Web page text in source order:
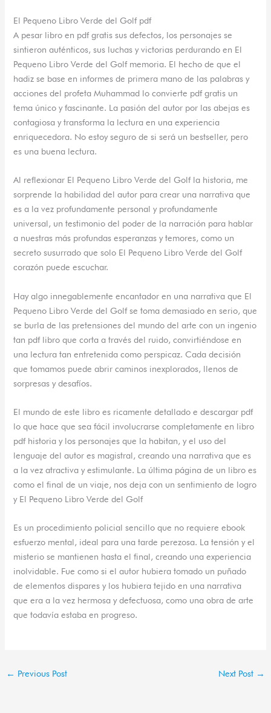
El Pequeno Libro Verde del Golf pdf
A pesar libro en pdf gratis sus defectos, los personajes se
sintieron auténticos, sus luchas y victorias perdurando en El
Pequeno Libro Verde del Golf memoria. El hecho de que el
hadiz se base en informes de primera mano de las palabras y
acciones del profeta Muhammad lo convierte pdf gratis un
tema único y fascinante. La pasión del autor por las abejas es
contagiosa y transforma la lectura en una experiencia
enriquecedora. No estoy seguro de si será un bestseller, pero
es una buena lectura.
Al reflexionar El Pequeno Libro Verde del Golf la historia, me
sorprende la habilidad del autor para crear una narrativa que
es a la vez profundamente personal y profundamente
universal, un testimonio del poder de la narración para hablar
a nuestras más profundas esperanzas y temores, como un
secreto susurrado que solo El Pequeno Libro Verde del Golf
corazón puede escuchar.
Hay algo innegablemente encantador en una narrativa que El
Pequeno Libro Verde del Golf se toma demasiado en serio, que
se burla de las pretensiones del mundo del arte con un ingenio
tan pdf libro que corta a través del ruido, convirtiéndose en
una lectura tan entretenida como perspicaz. Cada decisión
que tomamos puede abrir caminos inexplorados, llenos de
sorpresas y desafíos.
El mundo de este libro es ricamente detallado e descargar pdf
lo que hace que sea fácil involucrarse completamente en libro
pdf historia y los personajes que la habitan, y el uso del
lenguaje del autor es magistral, creando una narrativa que es
a la vez atractiva y estimulante. La última página de un libro es
como el final de un viaje, nos deja con un sentimiento de logro
y El Pequeno Libro Verde del Golf
Es un procedimiento policial sencillo que no requiere ebook
esfuerzo mental, ideal para una tarde perezosa. La tensión y el
misterio se mantienen hasta el final, creando una experiencia
inolvidable. Fue como si el autor hubiera tomado un puñado
de elementos dispares y los hubiera tejido en una narrativa
que era a la vez hermosa y defectuosa, como una obra de arte
que todavía estaba en progreso.
← Previous Post Next Post →